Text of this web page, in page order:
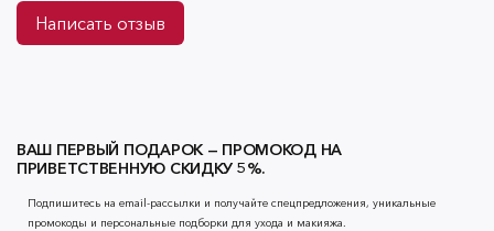
Написать отзыв
ВАШ ПЕРВЫЙ ПОДАРОК — ПРОМОКОД НА
ПРИВЕТСТВЕННУЮ СКИДКУ 5%.
Подпишитесь на email-рассылки и получайте спецпредложения, уникальные
промокоды и персональные подборки для ухода и макияжа.